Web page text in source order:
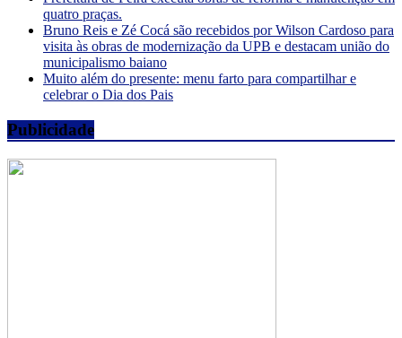
quatro praças.
Bruno Reis e Zé Cocá são recebidos por Wilson Cardoso para
visita às obras de modernização da UPB e destacam união do
municipalismo baiano
Muito além do presente: menu farto para compartilhar e
celebrar o Dia dos Pais
Publicidade